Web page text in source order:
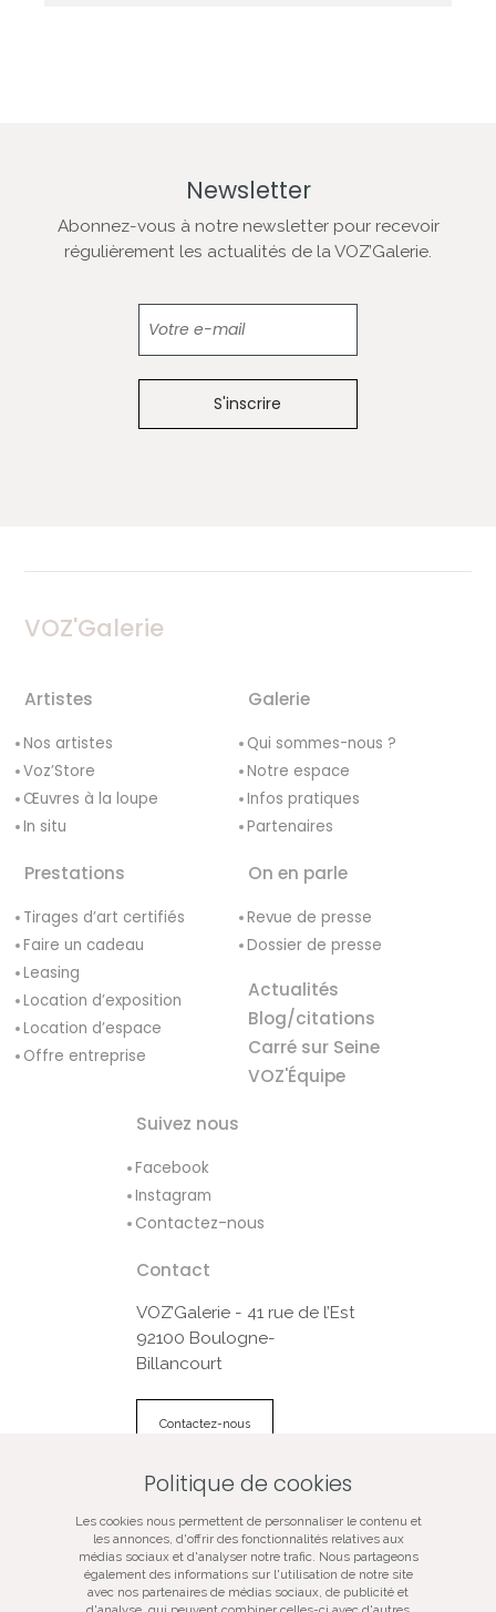
Newsletter
Abonnez-vous à notre newsletter pour recevoir
régulièrement les actualités de la VOZ’Galerie.
VOZ'Galerie
Artistes
Nos artistes
Voz’Store
Œuvres à la loupe
In situ
Galerie
Qui sommes-nous ?
Notre espace
Infos pratiques
Partenaires
Prestations
Tirages d’art certifiés
Faire un cadeau
Leasing
Location d’exposition
Location d’espace
Offre entreprise
On en parle
Revue de presse
Dossier de presse
Actualités
Blog/citations
Carré sur Seine
VOZ'Équipe
Suivez nous
Facebook
Instagram
Contactez-nous
Contact
VOZ’Galerie - 41 rue de l’Est
92100 Boulogne-
Billancourt
Contactez-nous
VOZ‘Galerie
VOZ‘Image
Mentions légales
Politique de cookies
Les cookies nous permettent de personnaliser le contenu et
les annonces, d'offrir des fonctionnalités relatives aux
médias sociaux et d'analyser notre trafic. Nous partageons
également des informations sur l'utilisation de notre site
avec nos partenaires de médias sociaux, de publicité et